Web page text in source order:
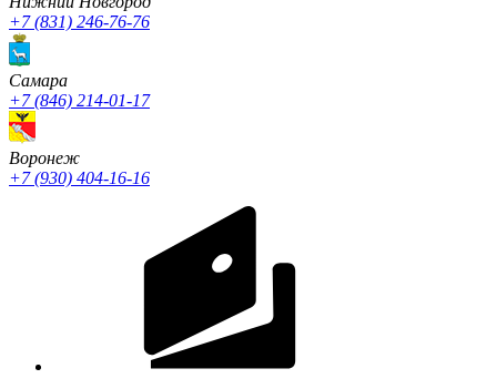
+7 (831) 246-76-76
Cамара
+7 (846) 214-01-17
Воронеж
+7 (930) 404-16-16